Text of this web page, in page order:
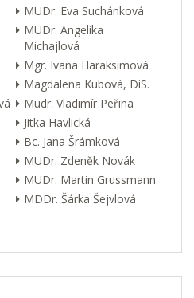
MUDr. Eva Suchánková
MUDr. Angelika
Michajlová
Mgr. Ivana Haraksimová
Magdalena Kubová, DiS.
Mudr. Vladimír Peřina
Jitka Havlická
Bc. Jana Šrámková
MUDr. Zdeněk Novák
MUDr. Martin Grussmann
MDDr. Šárka Šejvlová